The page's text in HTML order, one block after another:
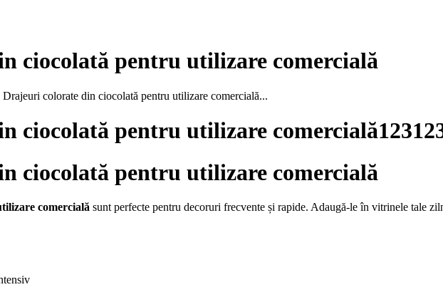
ciocolată pentru utilizare comercială
Drajeuri colorate din ciocolată pentru utilizare comercială...
ciocolată pentru utilizare
ciocolată pentru utilizare comercială
comercială sunt perfecte pentru decoruri frecvente și rapide. Adaugă-le în vitrinele tale